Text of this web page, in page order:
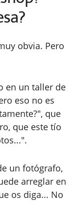
obvia. Pero
en un taller de
eso no es
que
que este tío
un fotógrafo,
arreglar en
os diga... No